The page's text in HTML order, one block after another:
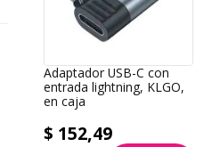
Adaptador USB-C con
entrada lightning, KLGO,
en caja
$ 152,49